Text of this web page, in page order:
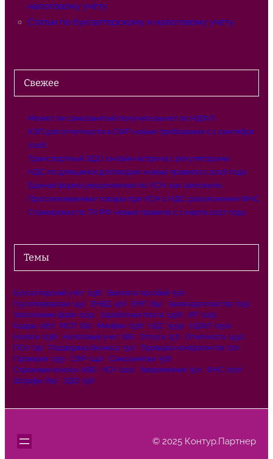
налоговому учёту
Статьи по бухгалтерскому и налоговому учёту
Свежее
Может ли самозанятый получить вычет по НДФЛ
КЭП для отчетности в СФР: новые требования с 1 сентября
2026
Транспортный ЭДО: онлайн-встреча с регуляторами
НДС по длящимся договорам: новые правила с 2026 года
Единая форма уведомления по УСН: как заполнить
Прослеживаемые товары при УСН с НДС: разъяснения ФНС
Стажировка по ТК РФ: новые правила с 1 марта 2027 года
Темы
Бухгалтерский учёт (138) Выплата пособий (50)
Грузоперевозки (45) ЕНВД (46) ЕНП (84) Законодательство (115)
Заполнение форм (109) Заработная плата (158) ИП (129)
Кадры (287) МСП (62) Минфин (136) НДС (559) НДФЛ (250)
Налоги (238) Налоговый учет (66) Отпуск (57) Отчетность (491)
ПСН (74) Поддержка бизнеса (50) Проверка контрагентов (70)
Проверки (135) СФР (142) Самозанятые (58)
Страховые взносы (188) УСН (222) Уведомления (50) ФНС (207)
Штрафы (69) ЭДО (56)
© 2025 Контур.Партнер